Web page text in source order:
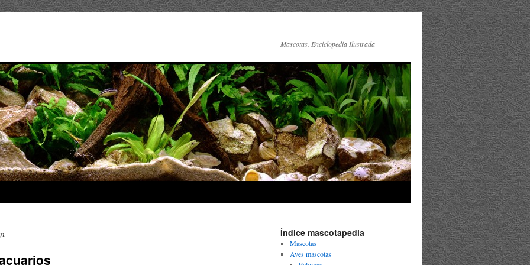
Mascotas. Enciclopedia Ilustrada
Índice mascotapedia
Mascotas
Aves mascotas